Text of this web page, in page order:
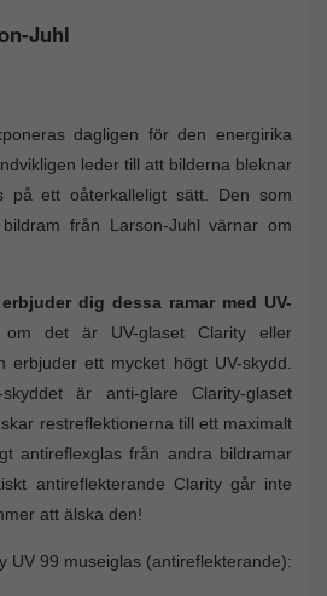
Juhl
dagligen för den energirika
leder till att bilderna bleknar
på ett oåterkalleligt sätt. Den som
från Larson-Juhl värnar om
dig dessa ramar med UV-
om det är UV-glaset Clarity eller
erbjuder ett mycket högt UV-skydd.
är anti-glare Clarity-glaset
restreflektionerna till ett maximalt
antireflexglas från andra bildramar
antireflekterande Clarity går inte
att älska den!
UV 99 museiglas (antireflekterande):